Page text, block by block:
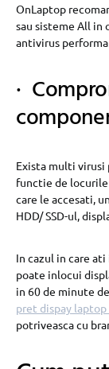
OnLaptop
sau sisteme All in
antivirus
·
Exista multi virusi
functie de
care le accesati,
HDD/ SSD-ul,
In cazul in care
poate inlocui
in 60 de minute
pret dispay
potriveasca cu